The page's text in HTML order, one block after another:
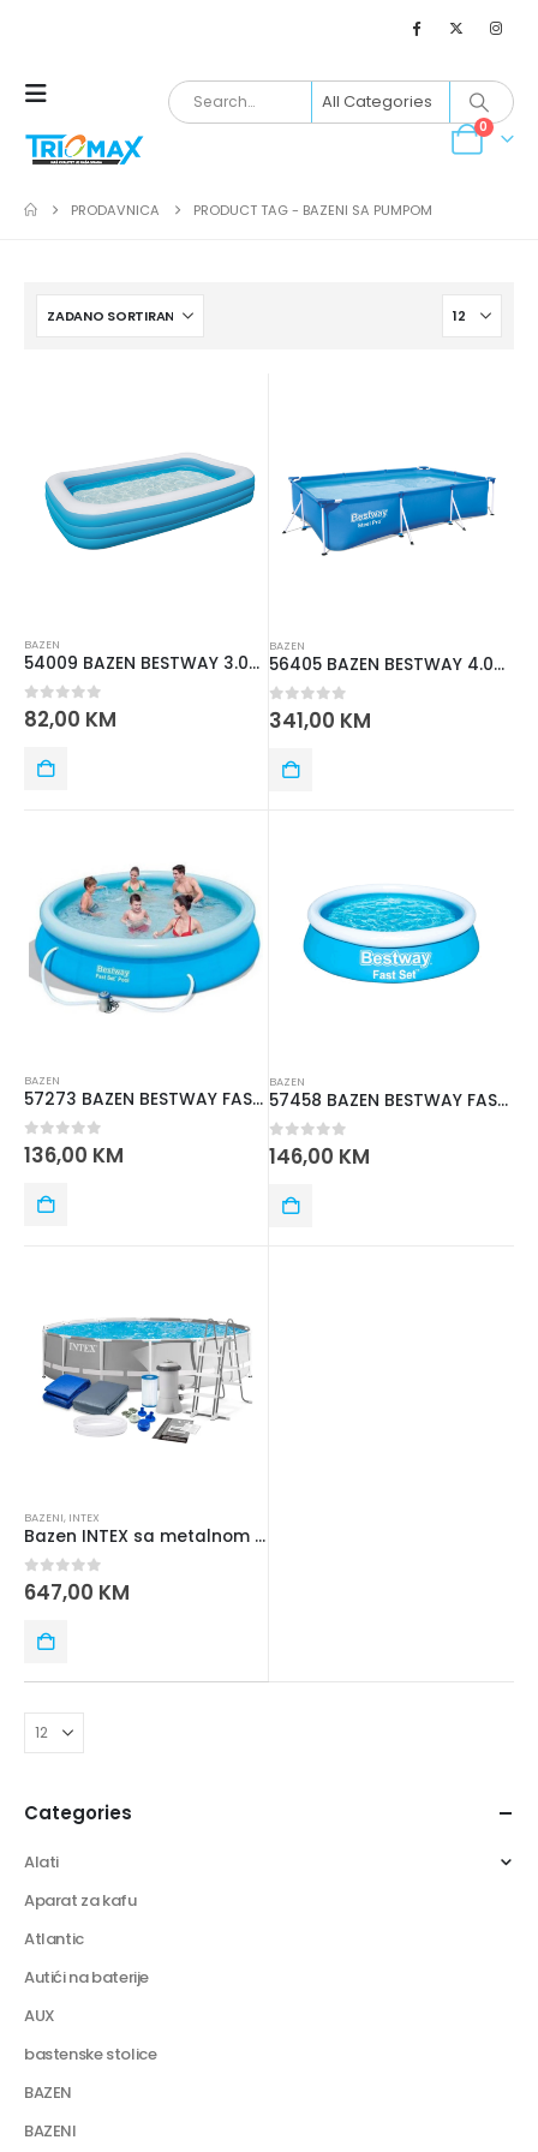
0
PRODAVNICA PRODUCT TAG - BAZENI SA PUMPOM
BAZEN
54009 BAZEN BESTWAY 3.05mx1.83mx56cm
0 out of 5
82,00 KM
BAZEN
56405 BAZEN BESTWAY 4.00mx2.11mx81cm
0 out of 5
341,00 KM
BAZEN
57273 BAZEN BESTWAY FAST SET 3.66mx76 cm
0out of 5
136,00 KM
BAZEN
57458 BAZEN BESTWAY FAST SET 3.05mx 66cm
0 out of 5
146,00 KM
BAZENI, INTEX
Bazen INTEX sa metalnom konstrukcijom PRISM FRAME Premium 427×107 cm – 26720NP
0 out of 5
647,00 KM
Categories
Alati
Aparat za kafu
Atlantic
Autići na baterije
AUX
bastenske stolice
BAZEN
BAZENI